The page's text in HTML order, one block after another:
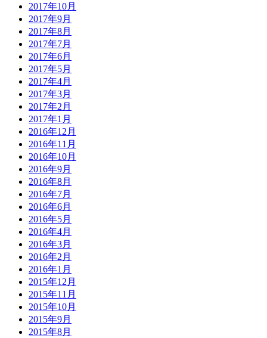
2017年10月
2017年9月
2017年8月
2017年7月
2017年6月
2017年5月
2017年4月
2017年3月
2017年2月
2017年1月
2016年12月
2016年11月
2016年10月
2016年9月
2016年8月
2016年7月
2016年6月
2016年5月
2016年4月
2016年3月
2016年2月
2016年1月
2015年12月
2015年11月
2015年10月
2015年9月
2015年8月